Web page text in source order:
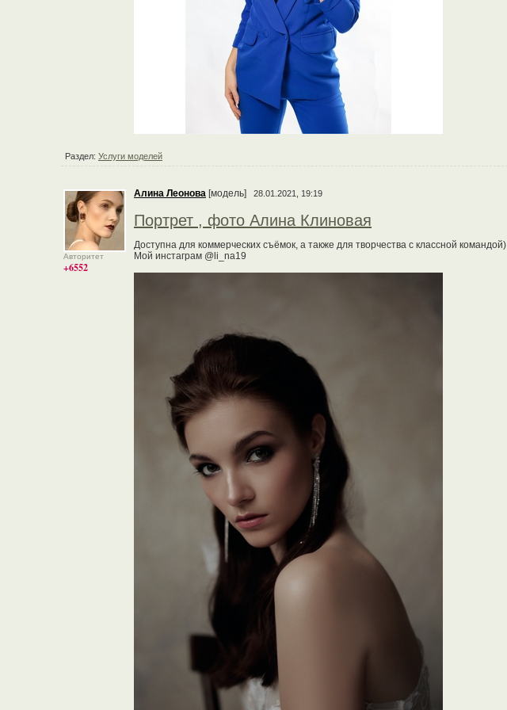
Раздел: Услуги моделей
Авторитет
+6552
Алина Леонова [модель] 28.01.2021, 19:19
Портрет , фото Алина Клиновая
Доступна для коммерческих съёмок, а также для творчества с классной командой)
Мой инстаграм @li_na19